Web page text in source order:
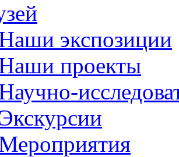
экспозиции
проекты
Экскурсии